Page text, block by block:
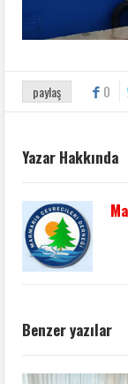
paylaş 0
Yazar Hakkında
Benzer yazılar